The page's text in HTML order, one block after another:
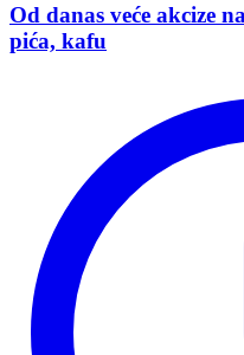
Od danas veće akcize
pića, kafu